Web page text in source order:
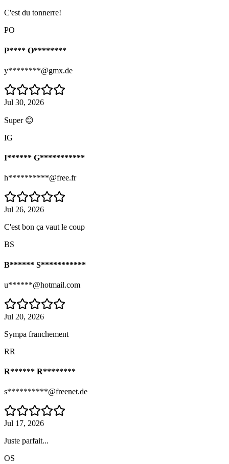
C'est du tonnerre!
PO
P**** O********
y********@gmx.de
Jul 30, 2026
Super 😊
IG
I****** G***********
h**********@free.fr
Jul 26, 2026
C'est bon ça vaut le coup
BS
B****** S***********
u******@hotmail.com
Jul 20, 2026
Sympa franchement
RR
R****** R********
s**********@freenet.de
Jul 17, 2026
Juste parfait...
OS